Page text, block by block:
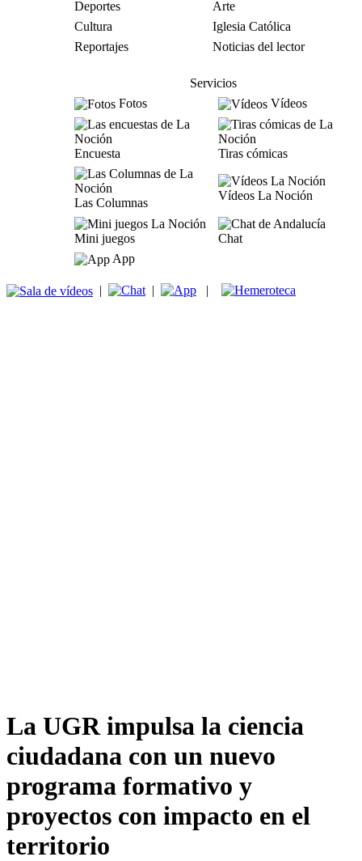
Deportes
Arte
Cultura
Iglesia Católica
Reportajes
Noticias del lector
Servicios
Fotos
Vídeos
Encuesta Tiras cómicas
Las Columnas
Vídeos La Noción
Mini juegos
Chat
App
| | |
La UGR impulsa la ciencia
ciudadana con un nuevo
programa formativo y
proyectos con impacto en el
territorio